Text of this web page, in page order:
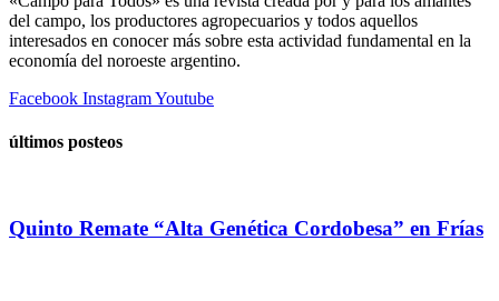
del campo, los productores agropecuarios y todos aquellos
interesados en conocer más sobre esta actividad fundamental en la
economía del noroeste argentino.
Facebook InstagramYoutube
últimos posteos
Quinto Remate “Alta Genética Cordobesa” en Frías